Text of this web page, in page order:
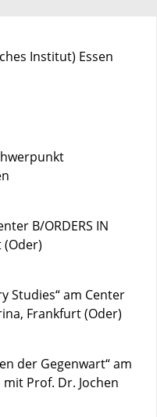
Institut) Essen
B/ORDERS IN
Studies“ am Center
Frankfurt (Oder)
der Gegenwart“ am
mit Prof. Dr. Jochen